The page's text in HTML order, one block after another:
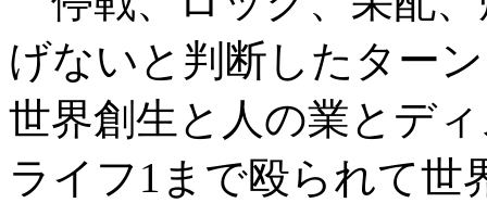
げないと判断したター
世界創生と人の業とデ
ライフ1まで殴られて